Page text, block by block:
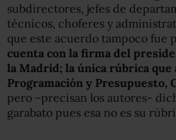
subdirectores, jefes de
técnicos, choferes y
que este acuerdo tampoco fue
cuenta con la firma del
la Madrid; la única rúbrica
Programación y Presupuesto,
pero –precisan los autores-
garabato pues esa no es su